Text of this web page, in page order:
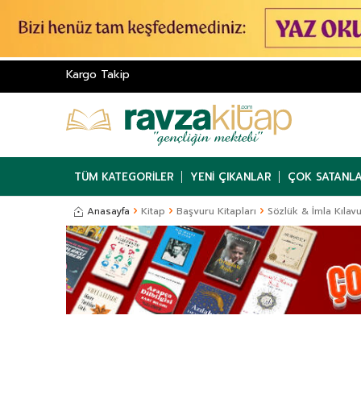
Kargo Takip
TÜM KATEGORILER YENI ÇIKANLAR ÇOK
Anasayfa Kitap Başvuru Kitapları Sözlük & İmla